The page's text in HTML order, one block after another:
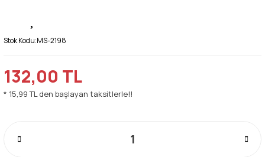
Stok Kodu:MS-2198
132,00 TL
* 15,99 TL den başlayan taksitlerle!!